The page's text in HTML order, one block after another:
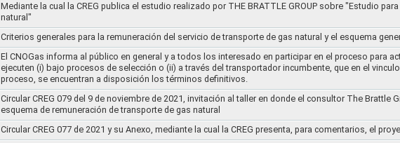
Mediante la cual la CREG publica el estudio realizado por THE BRATTLE GROUP sobre "Estudio
natural"
Criterios generales para la remuneración del servicio de transporte de gas natural y el esquema
El CNOGas informa al público en general y a todos los interesado en participar en el proceso para
ejecuten (i) bajo procesos de selección o (ii) a través del transportador incumbente, que en el
proceso, se encuentran a disposición los términos definitivos.
Circular CREG 079 del 9 de noviembre de 2021, invitación al taller en donde el consultor The
esquema de remuneración de transporte de gas natural
Circular CREG 077 de 2021 y su Anexo, mediante la cual la CREG presenta, para comentarios, el